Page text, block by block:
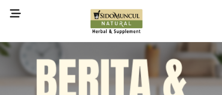
©2022 Sidomuncul Natural All right reserved